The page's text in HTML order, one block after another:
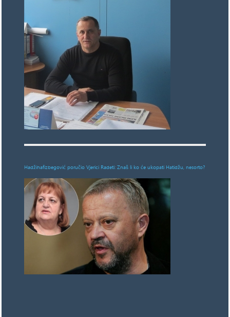
Hadžihafizbegović poručio Vjerici Radeti: Znaš li ko će ukopati Hatidžu, nesorto?